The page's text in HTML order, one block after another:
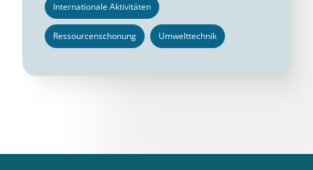
Internationale Aktivitäten
Ressourcenschonung Umwelttechnik